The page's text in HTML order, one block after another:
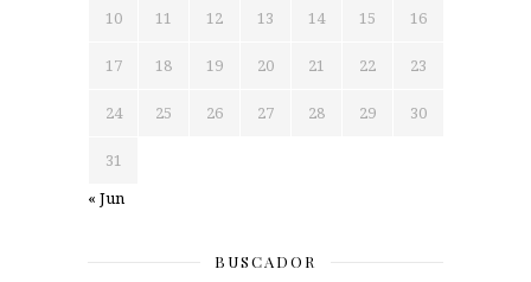
10 11 12 13 14 15 16
17 18 19 20 21 22 23
24 25 26 27 28 29 30
31
« Jun
BUSCADOR